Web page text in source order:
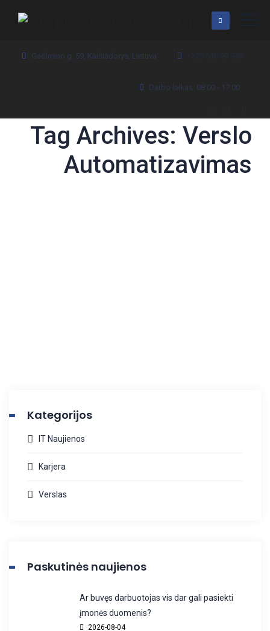
Gedimino g. 59, Kaišiadorys, Lietuva +370 630 99 970
Darbo laikas: 08:00 - 17:00
Tag Archives: Verslo
Automatizavimas
Kategorijos
IT Naujienos
Karjera
Verslas
Paskutinės naujienos
Ar buvęs darbuotojas vis dar gali pasiekti
įmonės duomenis?
2026-08-04